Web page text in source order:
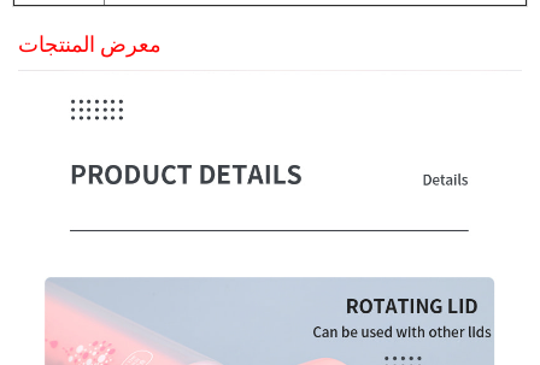
معرض المنتجات